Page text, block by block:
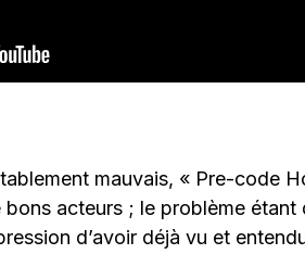
mauvais, « Pre-code
acteurs ; le problème étant
d’avoir déjà vu et